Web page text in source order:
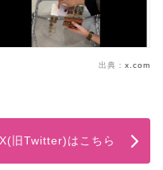
出典： x.com
旧Twitter)はこちら